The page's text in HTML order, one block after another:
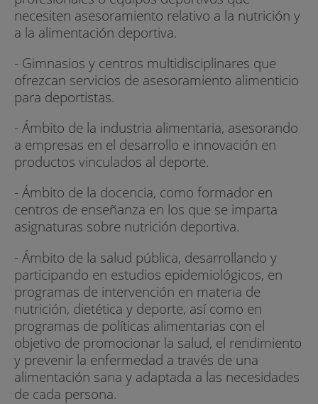
necesiten asesoramiento relativo a la nutrición y
a la alimentación deportiva.
- Gimnasios y centros multidisciplinares que
ofrezcan servicios de asesoramiento alimenticio
para deportistas.
- Ámbito de la industria alimentaria, asesorando
a empresas en el desarrollo e innovación en
productos vinculados al deporte.
- Ámbito de la docencia, como formador en
centros de enseñanza en los que se imparta
asignaturas sobre nutrición deportiva.
- Ámbito de la salud pública, desarrollando y
participando en estudios epidemiológicos, en
programas de intervención en materia de
nutrición, dietética y deporte, así como en
programas de políticas alimentarias con el
objetivo de promocionar la salud, el rendimiento
y prevenir la enfermedad a través de una
alimentación sana y adaptada a las necesidades
de cada persona.